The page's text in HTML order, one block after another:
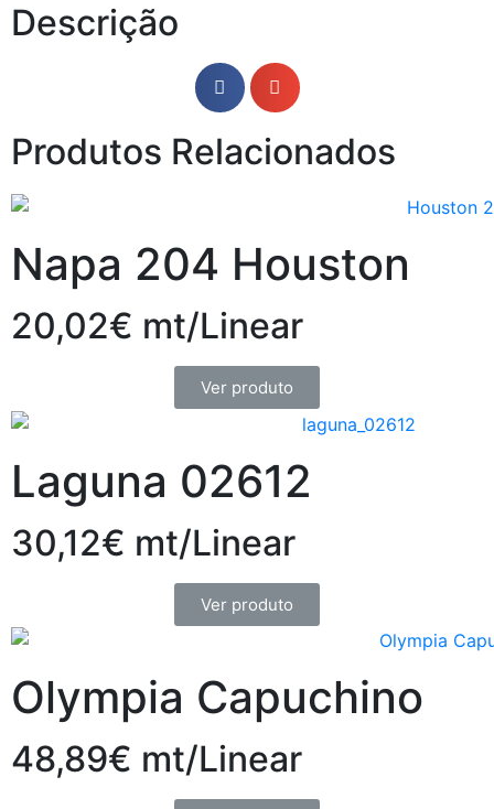
Descrição
Produtos Relacionados
Napa 204 Houston
20,02€ mt/Linear
Ver produto
Laguna 02612
30,12€ mt/Linear
Ver produto
Olympia Capuchino
48,89€ mt/Linear